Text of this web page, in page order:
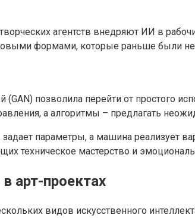
агентств внедряют ИИ в
формами, которые раньше были
(GAN) позволила перейти от простого
а алгоритмы – предлагать
параметры, а машина реализует
техническое мастерство и
арт-проектах
видов искусственного